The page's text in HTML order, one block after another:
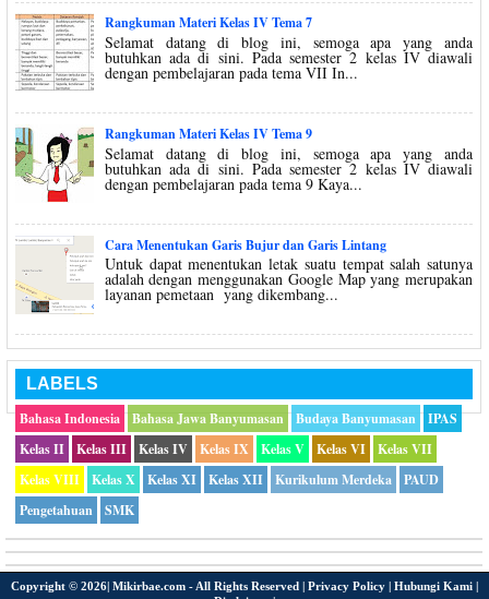
Rangkuman Materi Kelas IV Tema 7
Selamat datang di blog ini, semoga apa yang anda
butuhkan ada di sini. Pada semester 2 kelas IV diawali
dengan pembelajaran pada tema VII In...
Rangkuman Materi Kelas IV Tema 9
Selamat datang di blog ini, semoga apa yang anda
butuhkan ada di sini. Pada semester 2 kelas IV diawali
dengan pembelajaran pada tema 9 Kaya...
Cara Menentukan Garis Bujur dan Garis Lintang
Untuk dapat menentukan letak suatu tempat salah satunya
adalah dengan menggunakan Google Map yang merupakan
layanan pemetaan yang dikembang...
LABELS
Bahasa Indonesia
Bahasa Jawa Banyumasan Budaya Banyumasan
IPAS
Kelas II
Kelas III Kelas IV Kelas IX Kelas V Kelas VI
Kelas VII
Kelas VIII
Kelas X Kelas XI Kelas XII Kurikulum Merdeka
PAUD
Pengetahuan
SMK
Copyright © 2026| Mikirbae.com - All Rights Reserved | Privacy Policy Hubungi Kami